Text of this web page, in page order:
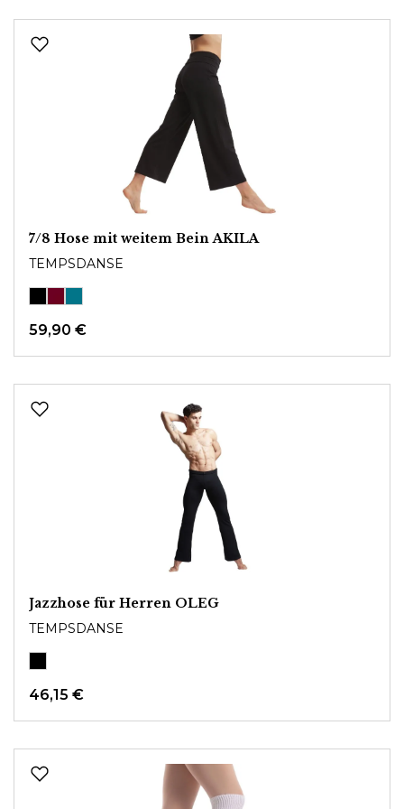
7/8 Hose mit weitem Bein AKILA
TEMPSDANSE
59,90 €
Jazzhose für Herren OLEG
TEMPSDANSE
46,15 €